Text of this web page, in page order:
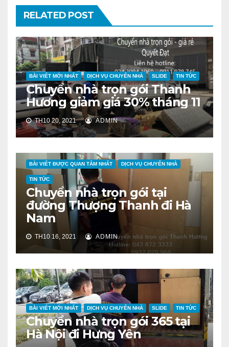
RELATED POST
BÀI VIẾT MỚI NHẤT DỊCH VỤ CHUYỂN NHÀ SLIDE TIN TỨC
Chuyển nhà trọn gói Thanh
Hương giảm giá 30% tháng 11
TH10 20, 2021 ADMIN
BÀI VIẾT ĐƯỢC QUAN TÂM NHẤT DỊCH VỤ CHUYỂN NHÀ
TIN TỨC
Chuyển nhà trọn gói tại
đường Thượng Thanh đi Hà
Nam
TH10 16, 2021 ADMIN
BÀI VIẾT MỚI NHẤT DỊCH VỤ CHUYỂN NHÀ SLIDE TIN TỨC
Chuyển nhà trọn gói 365 tại
Hà Nội đi Hưng Yên